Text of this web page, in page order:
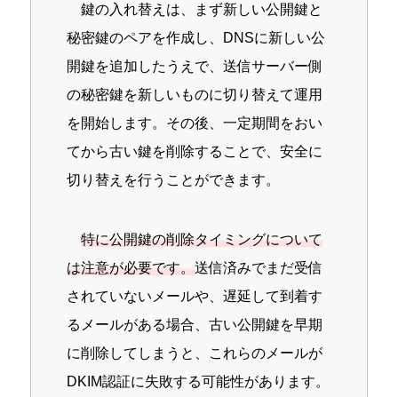
鍵の入れ替えは、まず新しい公開鍵と
秘密鍵のペアを作成し、DNSに新しい公
開鍵を追加したうえで、送信サーバー側
の秘密鍵を新しいものに切り替えて運用
を開始します。その後、一定期間をおい
てから古い鍵を削除することで、安全に
切り替えを行うことができます。
特に公開鍵の削除タイミングについて
は注意が必要です。送信済みでまだ受信
されていないメールや、遅延して到着す
るメールがある場合、古い公開鍵を早期
に削除してしまうと、これらのメールが
DKIM認証に失敗する可能性があります。